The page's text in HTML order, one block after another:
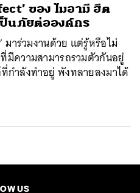
ของ ไมอามี ฮีต
ป็นภัยต่อองค์กร
มาร่วมงานด้วย แต่รู้หรือไม่
ความสามารถรวมตัวกันอยู่
กำลังทำอยู่ พังทลายลงมาได้
US